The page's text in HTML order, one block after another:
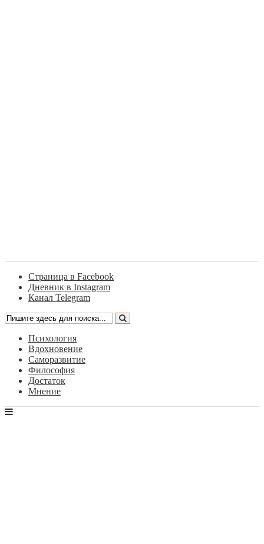
Страница в Facebook
Дневник в Instagram
Канал Telegram
Психология
Вдохновение
Саморазвитие
Философия
Достаток
Мнение